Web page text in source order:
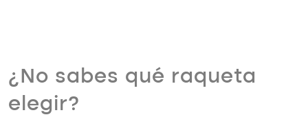
¿No sabes qué raqueta
elegir?